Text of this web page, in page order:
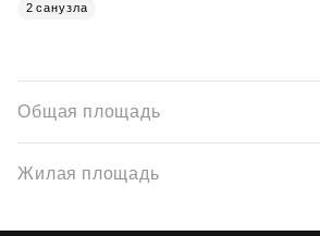
2 санузла
Общая площадь
Жилая площадь